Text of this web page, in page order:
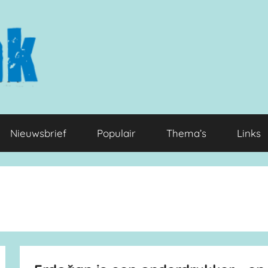
Nieuwsbrief Populair Thema’s Links